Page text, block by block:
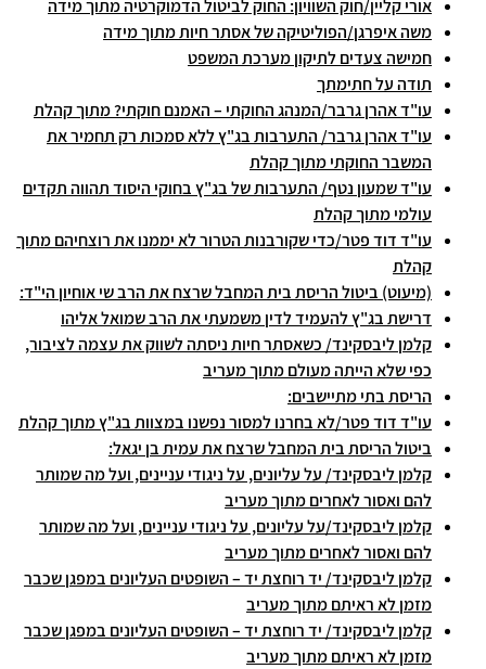
אורי קליין/חוק השוויון: החוק לביטול הדמוקרטיה מתוך מידה
משה איפרגן/הפוליטיקה של אסתר חיות מתוך מידה
חמישה צעדים לתיקון מערכת המשפט
תודה על חתימתך
עו"ד אהרן גרבר/המנהג החוקתי – האמנם חוקתי? מתוך קהלת
עו"ד אהרן גרבר/ התערבות בג"ץ ללא סמכות רק תחמיר את
המשבר החוקתי מתוך קהלת
עו"ד שמעון נטף/ התערבות של בג"ץ בחוקי היסוד תהווה תקדים
עולמי מתוך קהלת
עו"ד דוד פטר/כדי שקורבנות הטרור לא יממנו את רוצחיהם מתוך
קהלת
(מיעוט) ביטול הריסת בית המחבל שרצח את הרב שי אוחיון הי"ד:
דרישת בג"ץ להעמיד לדין משמעתי את הרב שמואל אליהו
קלמן ליבסקינד/ כשאסתר חיות ניסתה לשווק את עצמה לציבור,
כפי שלא הייתה מעולם מתוך מעריב
הריסת בתי מתיישבים:
עו"ד דוד פטר/לא בחרנו למסור נפשנו במצוות בג"ץ מתוך קהלת
ביטול הריסת בית המחבל שרצח את עמית בן יגאל:
קלמן ליבסקינד/ על עליונים, על ניגודי עניינים, ועל מה שמותר
להם ואסור לאחרים מתוך מעריב
קלמן ליבסקינד/על עליונים, על ניגודי עניינים, ועל מה שמותר
להם ואסור לאחרים מתוך מעריב
קלמן ליבסקינד/ יד רוחצת יד – השופטים העליונים במפגן שכבר
מזמן לא ראיתם מתוך מעריב
קלמן ליבסקינד/ יד רוחצת יד – השופטים העליונים במפגן שכבר
מזמן לא ראיתם מתוך מעריב